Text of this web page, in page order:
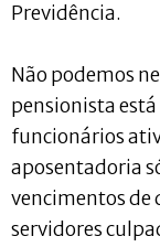
Previdência.
Não podemos
pensionista
funcionários
aposentadoria
vencimentos de
servidores